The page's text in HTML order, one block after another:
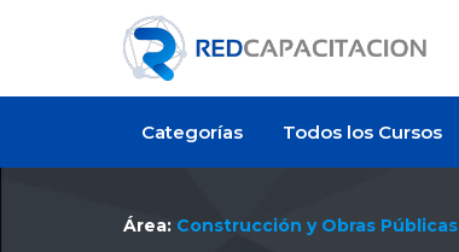
Categorías Todos los Cursos
Área: Construcción y Obras Públicas